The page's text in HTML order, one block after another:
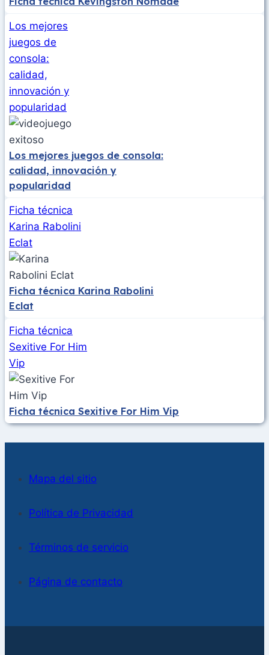
Los mejores
juegos de
consola​:
calidad,
innovación y
popularidad
Los mejores juegos de consola​:
calidad, innovación y
popularidad
Ficha técnica
Karina Rabolini
Eclat
Ficha técnica Karina Rabolini
Eclat
Ficha técnica
Sexitive For Him
Vip
Ficha técnica Sexitive For Him Vip
Mapa del sitio
Política de Privacidad
Términos de servicio
Página de contacto